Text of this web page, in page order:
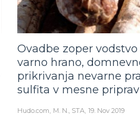
Ovadbe zoper vodstvo
varno hrano,
prikrivanja nevarne
sulfita v mesne
Hudo.com M. N., STA 19. Nov 2019